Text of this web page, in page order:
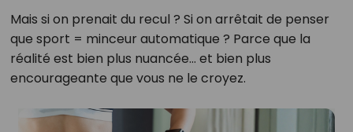
Mais si on prenait du recul ? Si on arrêtait de penser
que sport = minceur automatique ? Parce que la
réalité est bien plus nuancée… et bien plus
encourageante que vous ne le croyez.